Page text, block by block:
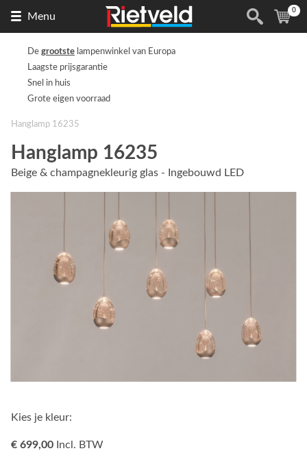
Menu
de
(
0
De grootste lampenwinkel van Europa
Laagste prijsgarantie
Snel in huis
Grote eigen voorraad
Hanglamp 16235
Hanglamp 16235
Beige & champagnekleurig glas - Ingebouwd LED
Kies je kleur:
€ 699,00 Incl. BTW